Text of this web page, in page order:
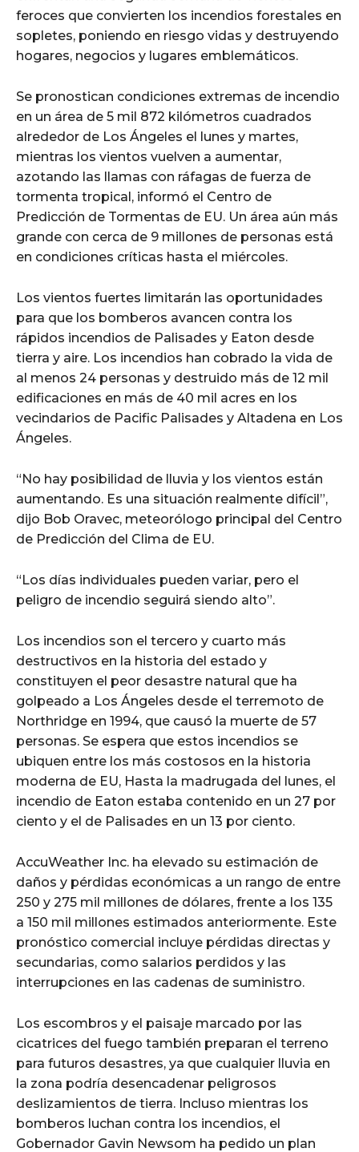
feroces que convierten los incendios forestales en
sopletes, poniendo en riesgo vidas y destruyendo
hogares, negocios y lugares emblemáticos.
Se pronostican condiciones extremas de incendio
en un área de 5 mil 872 kilómetros cuadrados
alrededor de Los Ángeles el lunes y martes,
mientras los vientos vuelven a aumentar,
azotando las llamas con ráfagas de fuerza de
tormenta tropical, informó el Centro de
Predicción de Tormentas de EU. Un área aún más
grande con cerca de 9 millones de personas está
en condiciones críticas hasta el miércoles.
Los vientos fuertes limitarán las oportunidades
para que los bomberos avancen contra los
rápidos incendios de Palisades y Eaton desde
tierra y aire. Los incendios han cobrado la vida de
al menos 24 personas y destruido más de 12 mil
edificaciones en más de 40 mil acres en los
vecindarios de Pacific Palisades y Altadena en Los
Ángeles.
“No hay posibilidad de lluvia y los vientos están
aumentando. Es una situación realmente difícil”,
dijo Bob Oravec, meteorólogo principal del Centro
de Predicción del Clima de EU.
“Los días individuales pueden variar, pero el
peligro de incendio seguirá siendo alto”.
Los incendios son el tercero y cuarto más
destructivos en la historia del estado y
constituyen el peor desastre natural que ha
golpeado a Los Ángeles desde el terremoto de
Northridge en 1994, que causó la muerte de 57
personas. Se espera que estos incendios se
ubiquen entre los más costosos en la historia
moderna de EU, Hasta la madrugada del lunes, el
incendio de Eaton estaba contenido en un 27 por
ciento y el de Palisades en un 13 por ciento.
AccuWeather Inc. ha elevado su estimación de
daños y pérdidas económicas a un rango de entre
250 y 275 mil millones de dólares, frente a los 135
a 150 mil millones estimados anteriormente. Este
pronóstico comercial incluye pérdidas directas y
secundarias, como salarios perdidos y las
interrupciones en las cadenas de suministro.
Los escombros y el paisaje marcado por las
cicatrices del fuego también preparan el terreno
para futuros desastres, ya que cualquier lluvia en
la zona podría desencadenar peligrosos
deslizamientos de tierra. Incluso mientras los
bomberos luchan contra los incendios, el
Gobernador Gavin Newsom ha pedido un plan